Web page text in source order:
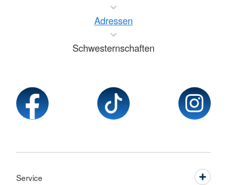
Adressen
Schwesternschaften
Service